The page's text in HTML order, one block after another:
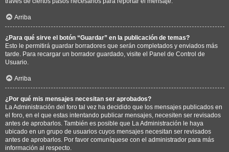
Arriba
¿Para qué sirve el botón “Guardar” en la publicación de temas?
Esto le permitirá guardar borradores que serán completados y enviados más
tarde. Para recargar un borrador guardado, visite el Panel de Control de
Usuario.
Arriba
¿Por qué mis mensajes necesitan ser aprobados?
La Administración del foro tal vez ha decidido que los mensajes publicados en
el foro, en el que estas intentando publicar mensajes, necesiten ser revisados
antes de aprobarlos. También es posible que La Administración le haya
ubicado en un grupo de usuarios cuyos mensajes necesitan ser revisados
antes de aprobarlos. Por favor comuníquese con el administrador para más
información al respecto.